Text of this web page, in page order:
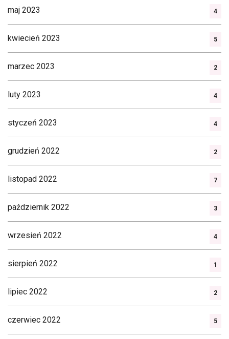
maj 2023 4
kwiecień 2023 5
marzec 2023 2
luty 2023 4
styczeń 2023 4
grudzień 2022 2
listopad 2022 7
październik 2022 3
wrzesień 2022 4
sierpień 2022 1
lipiec 2022 2
czerwiec 2022 5